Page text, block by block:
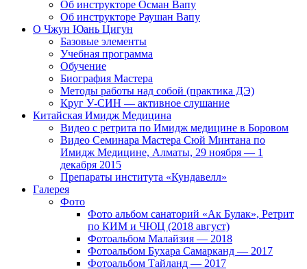
Об инструкторе Осман Вапу
Об инструкторе Раушан Вапу
О Чжун Юань Цигун
Базовые элементы
Учебная программа
Обучение
Биография Мастера
Методы работы над собой (практика ДЭ)
Круг У-СИН — активное слушание
Китайская Имидж Медицина
Видео с ретрита по Имидж медицине в Боровом
Видео Семинара Мастера Сюй Минтана по
Имидж Медицине, Алматы, 29 ноября — 1
декабря 2015
Препараты института «Кундавелл»
Галерея
Фото
Фото альбом санаторий «Ак Булак», Ретрит
по КИМ и ЧЮЦ (2018 август)
Фотоальбом Малайзия — 2018
Фотоальбом Бухара Самарканд — 2017
Фотоальбом Тайланд — 2017